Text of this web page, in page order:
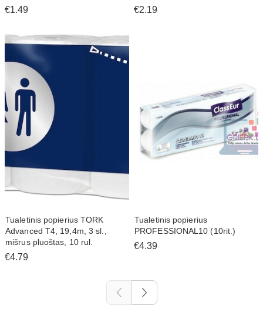
€1.49 €2.19
Tualetinis popierius TORK
Advanced T4, 19,4m, 3 sl.,
mišrus pluoštas, 10 rul.
€4.79
Tualetinis popierius
PROFESSIONAL10 (10rit.)
€4.39